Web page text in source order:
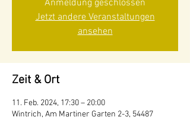
Anmeldung geschlossen
Jetzt andere Veranstaltungen
ansehen
Zeit & Ort
11. Feb. 2024, 17:30 – 20:00
Wintrich, Am Martiner Garten 2-3, 54487